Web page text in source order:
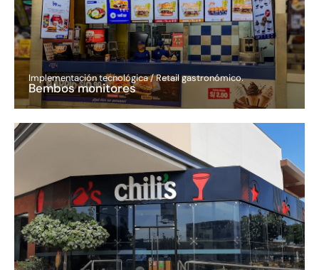
Implementación tecnológica / Retail gastronómico.
Bembos monitores